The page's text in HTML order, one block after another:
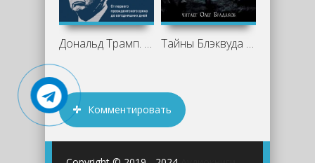
Дональд Трамп. Портрет противоречивого Тайны Блэквуда (том 5)
Комментировать